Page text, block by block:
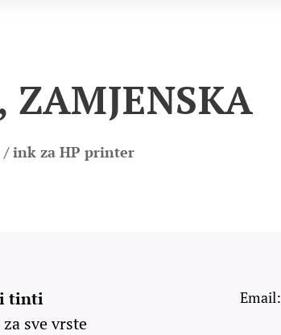
ZAMJENSKA
/ ink za HP printer
i tinti
sve vrste
Email: